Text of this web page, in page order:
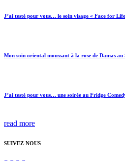
J’ai testé pour vous… le soin visage « Face for
Mon soin oriental moussant à la rose de Damas au
J’ai testé pour vous… une soirée au Fridge
read more
SUIVEZ-NOUS